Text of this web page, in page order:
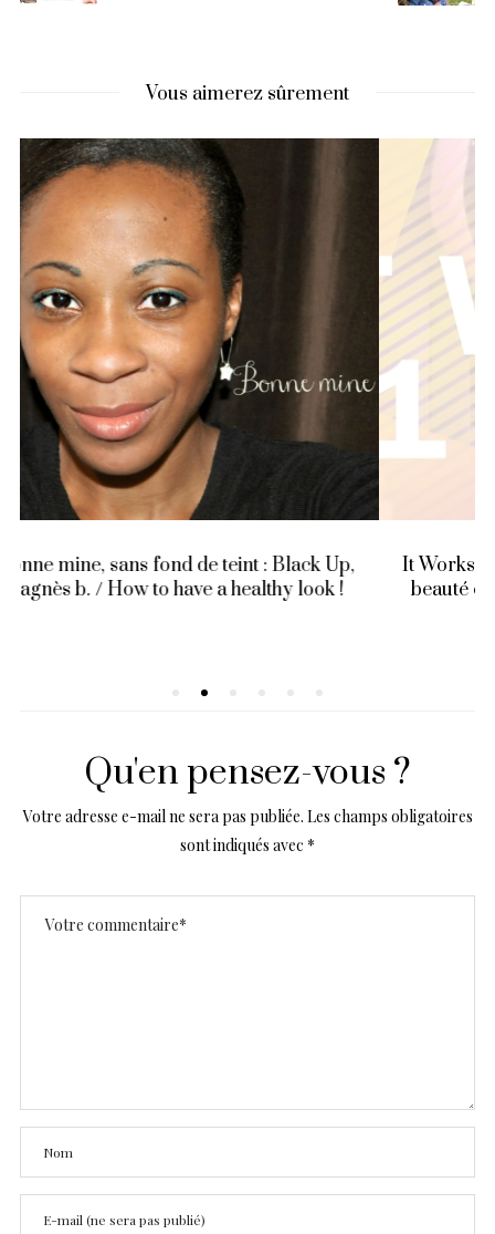
Vous aimerez sûrement
It Works #1 : 2 minutes pour apprendre un geste
beauté efficace en vidéo ! Le duo CC Crème et
Qu'en pensez-vous ?
Votre adresse e-mail ne sera pas publiée. Les champs obligatoires
sont indiqués avec *